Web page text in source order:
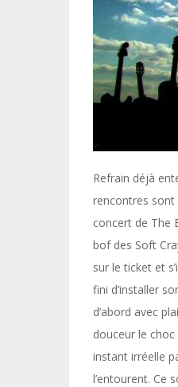
Refrain déjà
rencontres sont
concert de The
bof des Soft
sur le ticket et
fini d’installer
d’abord avec
douceur le
instant irréelle
l’entourent. Ce